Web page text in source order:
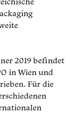
2019 befindet
in Wien und
Für die